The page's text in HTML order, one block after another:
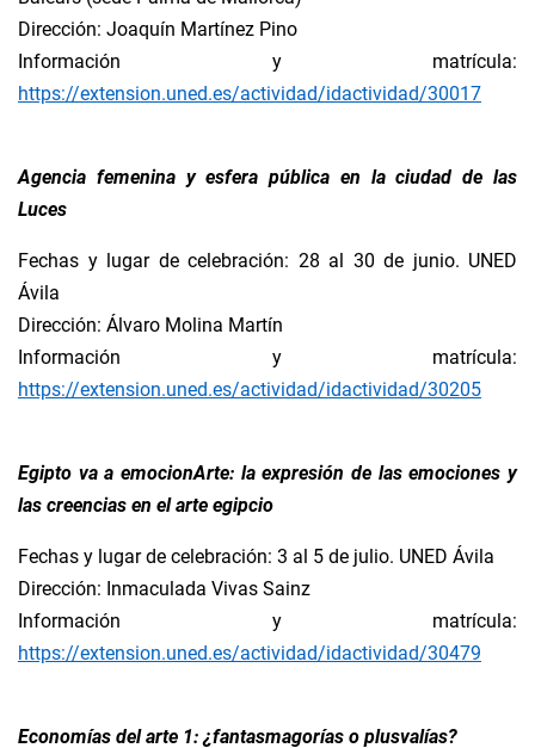
Dirección: Joaquín Martínez Pino
Información y matrícula:
https://extension.uned.es/actividad/idactividad/30017
Agencia femenina y esfera pública en la ciudad de las
Luces
Fechas y lugar de celebración: 28 al 30 de junio. UNED
Ávila
Dirección: Álvaro Molina Martín
Información y matrícula:
https://extension.uned.es/actividad/idactividad/30205
Egipto va a emocionArte: la expresión de las emociones y
las creencias en el arte egipcio
Fechas y lugar de celebración: 3 al 5 de julio. UNED Ávila
Dirección: Inmaculada Vivas Sainz
Información y matrícula:
https://extension.uned.es/actividad/idactividad/30479
Economías del arte 1: ¿fantasmagorías o plusvalías?